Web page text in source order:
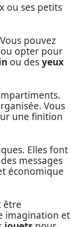
ou ses petits
pouvez
opter pour
ou desyeux
Vous
une finition
Elles font
messages
économique
être
imagination et